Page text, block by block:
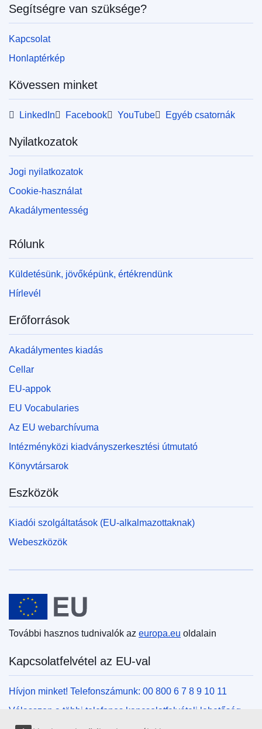
Segítségre van szüksége?
Kapcsolat
Honlaptérkép
Kövessen minket
LinkedIn Facebook YouTube Egyéb csatornák
Nyilatkozatok
Jogi nyilatkozatok
Cookie-használat
Akadálymentesség
Rólunk
Küldetésünk, jövőképünk, értékrendünk
Hírlevél
Erőforrások
Akadálymentes kiadás
Cellar
EU-appok
EU Vocabularies
Az EU webarchívuma
Intézményközi kiadványszerkesztési útmutató
Könyvtársarok
Eszközök
Kiadói szolgáltatások (EU-alkalmazottaknak)
Webeszközök
Európai Unió
További hasznos tudnivalók az europa.eu oldalain
Kapcsolatfelvétel az EU-val
Hívjon minket! Telefonszámunk: 00 800 6 7 8 9 10 11
Válasszon a többi telefonos kapcsolatfelvételi lehetőség
közül!